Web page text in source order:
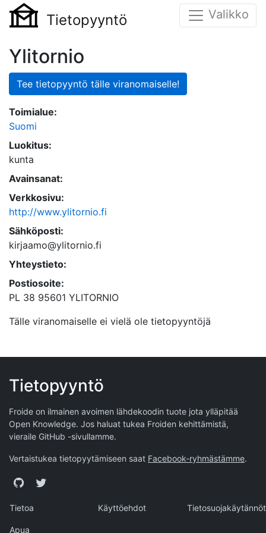
Tietopyyntö Valikko
Ylitornio
Tee tietopyyntö tälle viranomaiselle!
Toimialue:
Suomi
Luokitus:
kunta
Avainsanat:
Verkkosivu:
http://www.ylitornio.fi
Sähköposti:
kirjaamo@ylitornio.fi
Yhteystieto:
Postiosoite:
PL 38 95601 YLITORNIO
Tälle viranomaiselle ei vielä ole tietopyyntöjä
Tietopyyntö
Froide on ilmainen avoimen lähdekoodin tuote jota ylläpitää
Open Knowledge. Jos haluat tukea Froiden kehittämistä,
vieraile GitHub -sivullamme.
Vertaistukea tietopyytämiseen saat Facebook-ryhmästämme.
GitHubTwitter
Tietoa Käyttöehdot Tietosuojakäytännöt
Apua